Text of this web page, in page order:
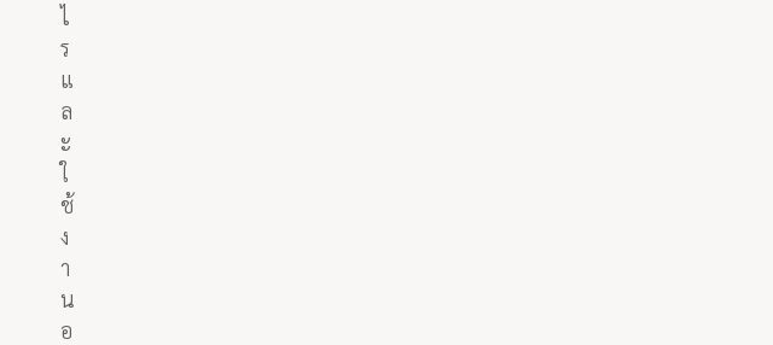
ไ
ร
แ
ล
ะ
ใ
ช้
ง
า
น
อ